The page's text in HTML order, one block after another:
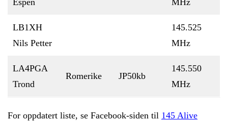
Espen
MHz
LB1XH
Nils Petter
145.525
MHz
LA4PGA
Trond
Romerike JP50kb
145.550
MHz
For oppdatert liste, se Facebook-siden til 145 Alive